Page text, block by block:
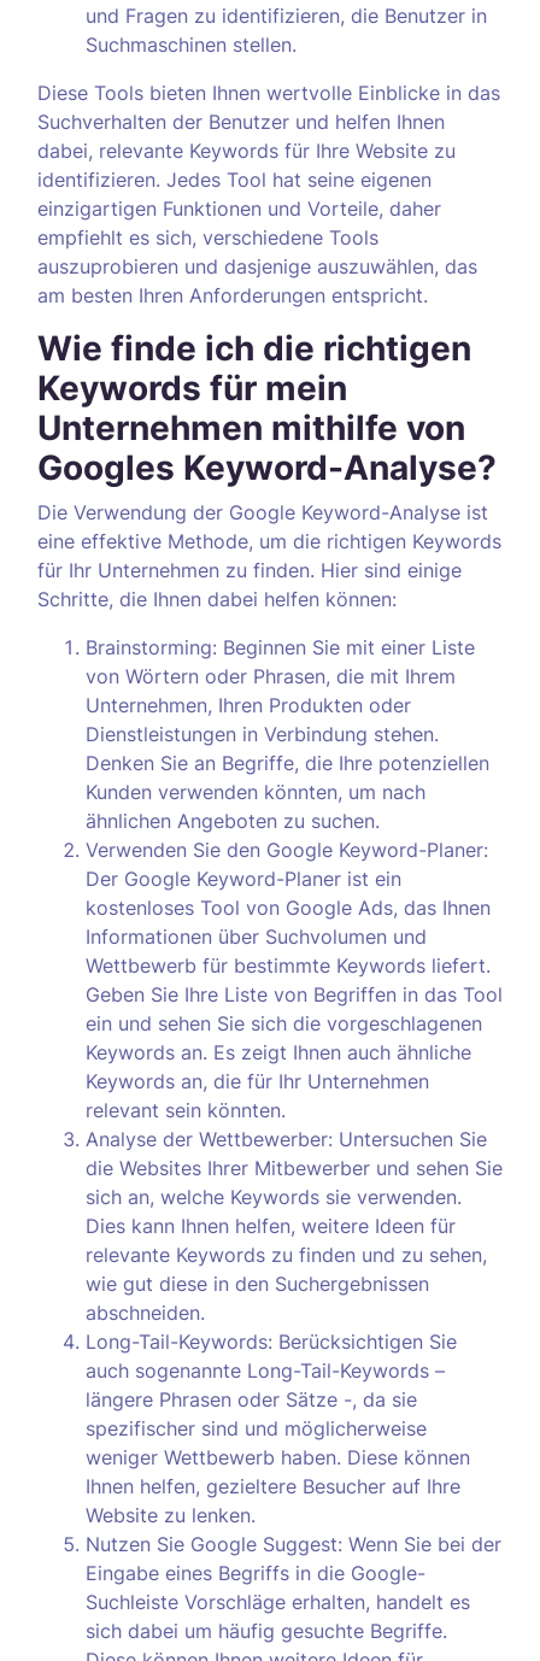
und Fragen zu identifizieren, die Benutzer in
Suchmaschinen stellen.
Diese Tools bieten Ihnen wertvolle Einblicke in das
Suchverhalten der Benutzer und helfen Ihnen
dabei, relevante Keywords für Ihre Website zu
identifizieren. Jedes Tool hat seine eigenen
einzigartigen Funktionen und Vorteile, daher
empfiehlt es sich, verschiedene Tools
auszuprobieren und dasjenige auszuwählen, das
am besten Ihren Anforderungen entspricht.
Wie finde ich die richtigen
Keywords für mein
Unternehmen mithilfe von
Googles Keyword-Analyse?
Die Verwendung der Google Keyword-Analyse ist
eine effektive Methode, um die richtigen Keywords
für Ihr Unternehmen zu finden. Hier sind einige
Schritte, die Ihnen dabei helfen können:
Brainstorming: Beginnen Sie mit einer Liste
von Wörtern oder Phrasen, die mit Ihrem
Unternehmen, Ihren Produkten oder
Dienstleistungen in Verbindung stehen.
Denken Sie an Begriffe, die Ihre potenziellen
Kunden verwenden könnten, um nach
ähnlichen Angeboten zu suchen.
Verwenden Sie den Google Keyword-Planer:
Der Google Keyword-Planer ist ein
kostenloses Tool von Google Ads, das Ihnen
Informationen über Suchvolumen und
Wettbewerb für bestimmte Keywords liefert.
Geben Sie Ihre Liste von Begriffen in das Tool
ein und sehen Sie sich die vorgeschlagenen
Keywords an. Es zeigt Ihnen auch ähnliche
Keywords an, die für Ihr Unternehmen
relevant sein könnten.
Analyse der Wettbewerber: Untersuchen Sie
die Websites Ihrer Mitbewerber und sehen Sie
sich an, welche Keywords sie verwenden.
Dies kann Ihnen helfen, weitere Ideen für
relevante Keywords zu finden und zu sehen,
wie gut diese in den Suchergebnissen
abschneiden.
Long-Tail-Keywords: Berücksichtigen Sie
auch sogenannte Long-Tail-Keywords –
längere Phrasen oder Sätze -, da sie
spezifischer sind und möglicherweise
weniger Wettbewerb haben. Diese können
Ihnen helfen, gezieltere Besucher auf Ihre
Website zu lenken.
Nutzen Sie Google Suggest: Wenn Sie bei der
Eingabe eines Begriffs in die Google-
Suchleiste Vorschläge erhalten, handelt es
sich dabei um häufig gesuchte Begriffe.